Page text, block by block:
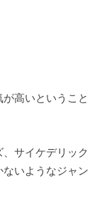
高いということ
サイケデリック
いようなジャン